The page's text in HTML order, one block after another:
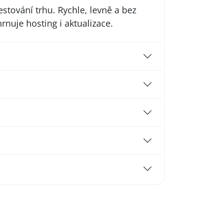
trhu. Rychle, levně a bez
hosting i aktualizace.